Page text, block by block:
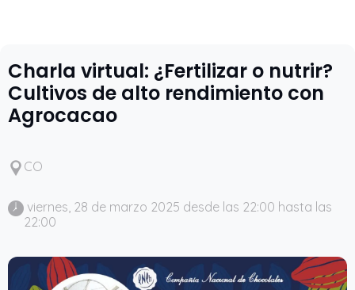
Charla virtual: ¿Fertilizar o nutrir?
Cultivos de alto rendimiento con
Agrocacao
CO
22:00